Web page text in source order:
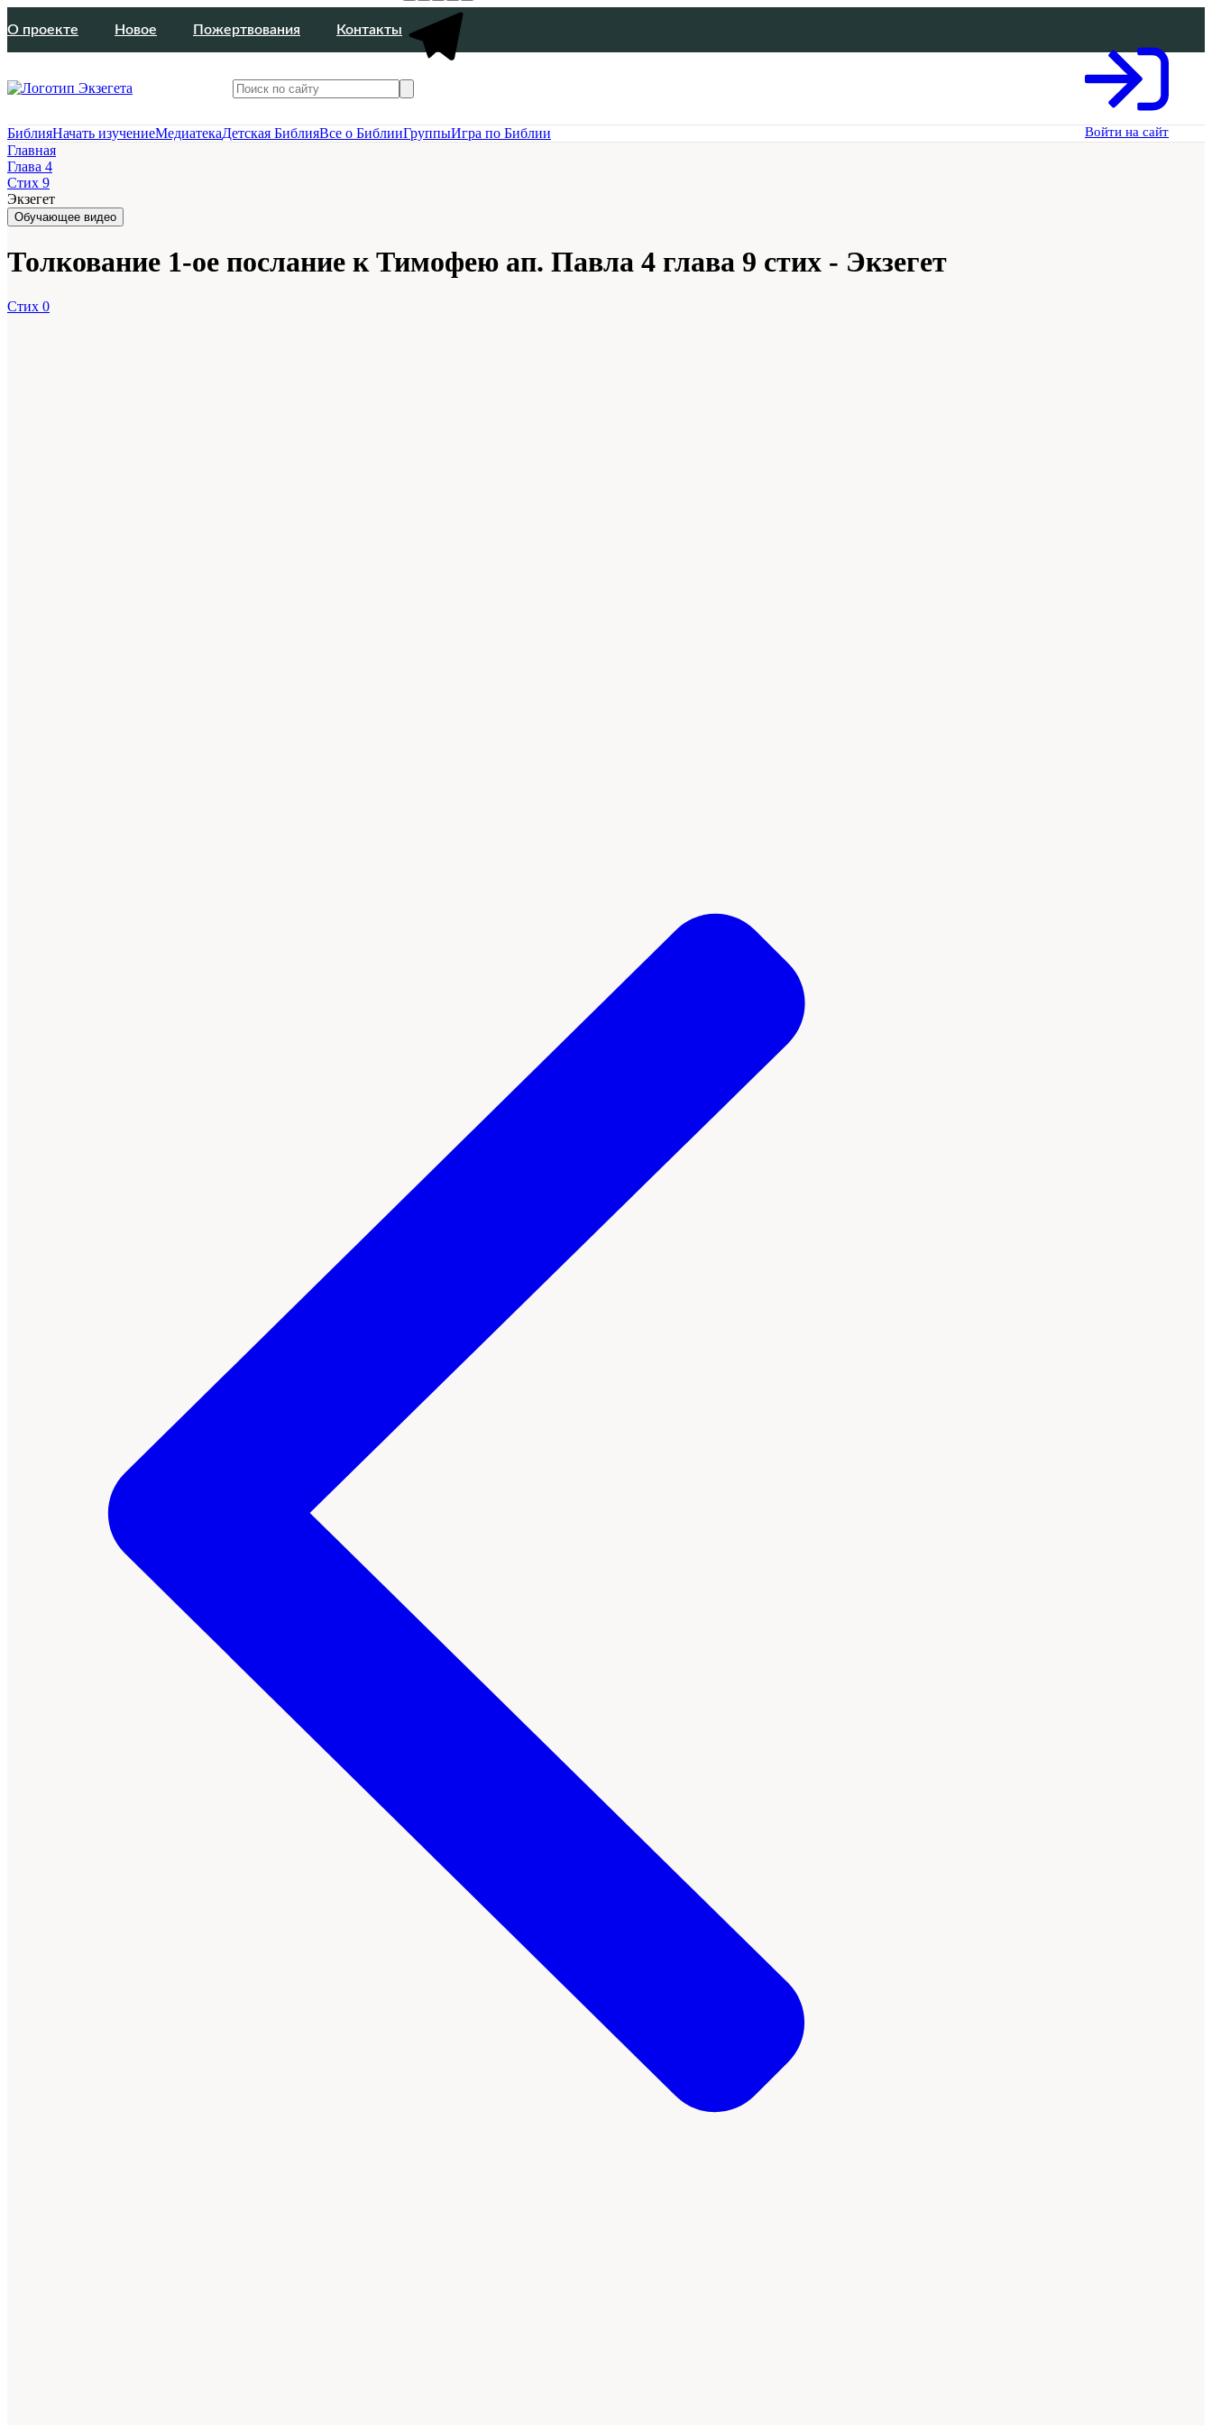
О проекте Новое Пожертвования Контакты
Войти на сайт
БиблияНачать изучениеМедиатекаДетская БиблияВсе о БиблииГруппыИгра по Библии
Главная
Глава 4
Стих 9
Экзегет
Обучающее видео
Толкование 1-ое послание к Тимофею ап. Павла 4 глава 9 стих - Экзегет
Стих 0